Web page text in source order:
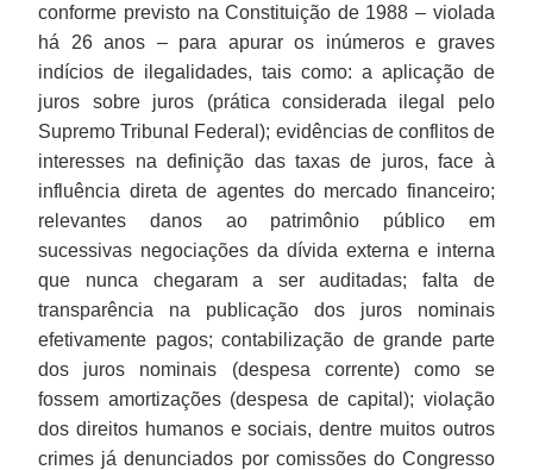
conforme previsto na Constituição de 1988 – violada
há 26 anos – para apurar os inúmeros e graves
indícios de ilegalidades, tais como: a aplicação de
juros sobre juros (prática considerada ilegal pelo
Supremo Tribunal Federal); evidências de conflitos de
interesses na definição das taxas de juros, face à
influência direta de agentes do mercado financeiro;
relevantes danos ao patrimônio público em
sucessivas negociações da dívida externa e interna
que nunca chegaram a ser auditadas; falta de
transparência na publicação dos juros nominais
efetivamente pagos; contabilização de grande parte
dos juros nominais (despesa corrente) como se
fossem amortizações (despesa de capital); violação
dos direitos humanos e sociais, dentre muitos outros
crimes já denunciados por comissões do Congresso